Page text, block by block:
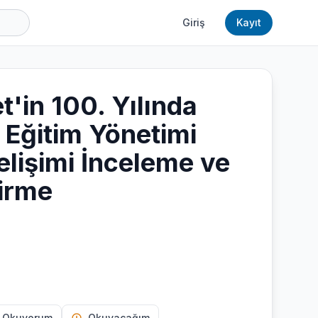
Giriş Kayıt
100. Yılında
Yönetimi
İnceleme ve